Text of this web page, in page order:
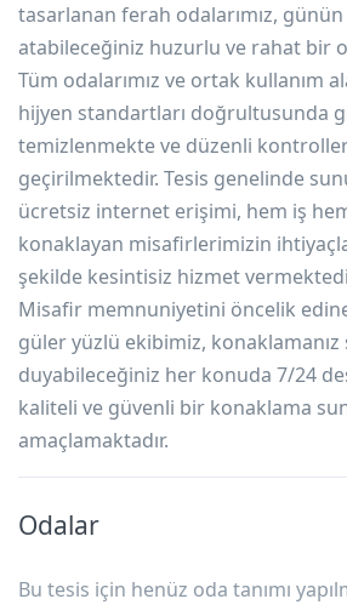
tasarlanan ferah odalarımız,
atabileceğiniz huzurlu ve rahat bir
Tüm odalarımız ve ortak kullanım
hijyen standartları doğrultusunda
temizlenmekte ve düzenli
geçirilmektedir. Tesis genelinde
ücretsiz internet erişimi, hem iş
konaklayan misafirlerimizin
şekilde kesintisiz hizmet
Misafir memnuniyetini öncelik
güler yüzlü ekibimiz,
duyabileceğiniz her konuda 7/24
kaliteli ve güvenli bir konaklama
amaçlamaktadır.
Odalar
Bu tesis için henüz oda tanımı